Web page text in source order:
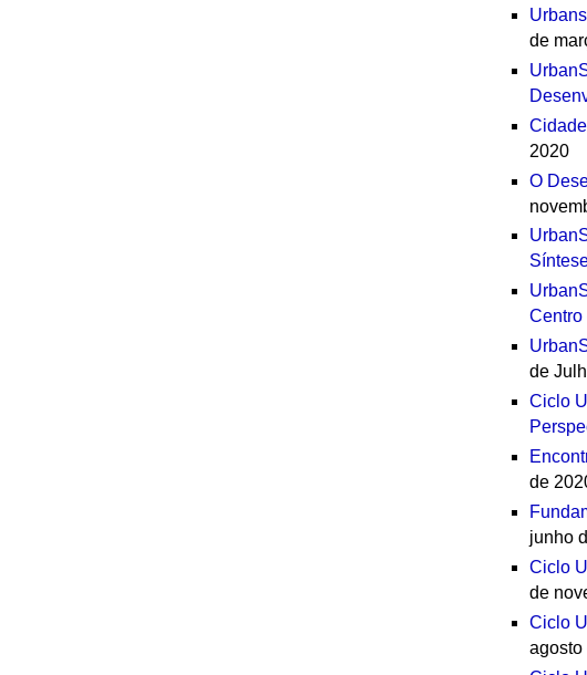
de
2020
O
Centro
de
Ciclo
de
junho
Ciclo
de
Ciclo
agosto